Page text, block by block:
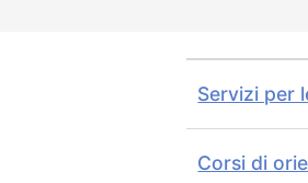
Servizi per
Corsi di